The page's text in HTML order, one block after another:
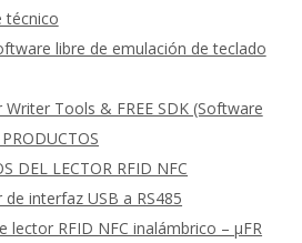
técnico
libre de emulación de teclado
Writer Tools & FREE SDK (Software
DEL LECTOR RFID NFC
interfaz USB a RS485
lector RFID NFC inalámbrico – μFR